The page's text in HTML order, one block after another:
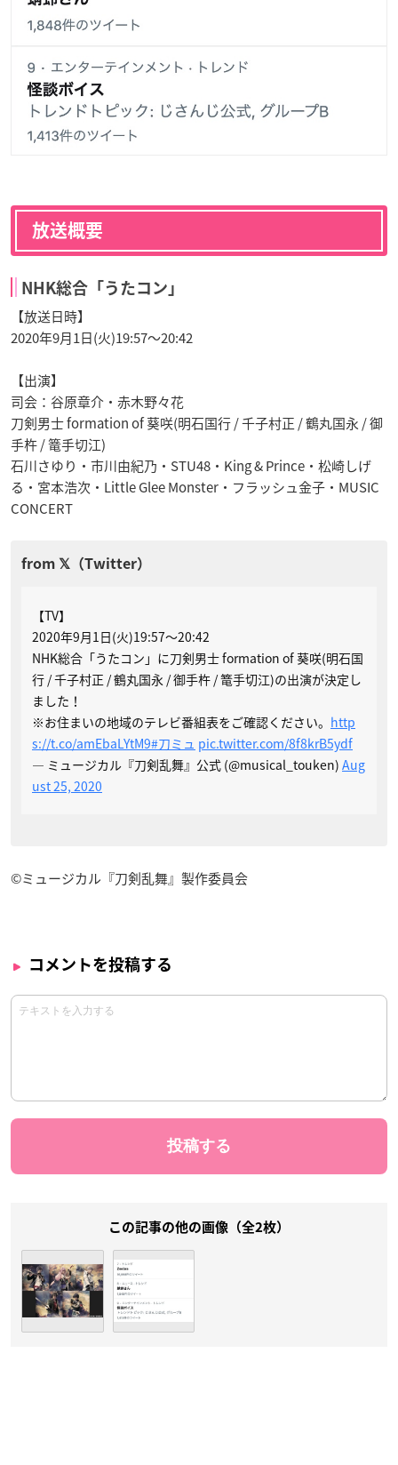
放送概要
NHK総合「うたコン」
【放送日時】
2020年9月1日(火)19:57～20:42
【出演】
司会：谷原章介・赤木野々花
刀剣男士 formation of 葵咲(明石国行 / 千子村正 / 鶴丸国永 / 御
手杵 / 篭手切江)
石川さゆり・市川由紀乃・STU48・King & Prince・松崎しげ
る・宮本浩次・Little Glee Monster・フラッシュ金子・MUSIC
CONCERT
【TV】
2020年9月1日(火)19:57～20:42
NHK総合「うたコン」に刀剣男士 formation of 葵咲(明石国
行 / 千子村正 / 鶴丸国永 / 御手杵 / 篭手切江)の出演が決定し
ました！
※お住まいの地域のテレビ番組表をご確認ください。 http
s://t.co/amEbaLYtM9#刀ミュ pic.twitter.com/8f8krB5ydf
— ミュージカル『刀剣乱舞』公式 (@musical_touken) Aug
ust 25, 2020
©ミュージカル『刀剣乱舞』製作委員会
コメントを投稿する
この記事の他の画像（全2枚）